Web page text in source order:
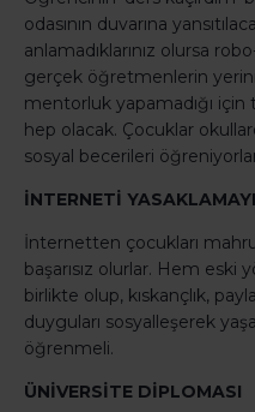
odasının duvarına
anlamadıklarınız olursa
gerçek öğretmenlerin
mentorluk yapamadığı için
hep olacak. Çocuklar
sosyal becerileri
İNTERNETİ
İnternetten çocukları
başarısız olurlar. Hem
birlikte olup, kıskançlık,
duyguları sosyalleşerek
öğrenmeli.
ÜNİVERSİTE DİPLOMASI